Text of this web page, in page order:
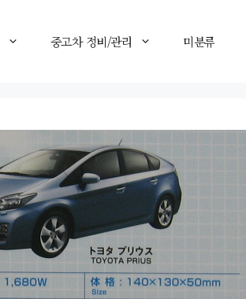
중고차 정비/관리 미분류